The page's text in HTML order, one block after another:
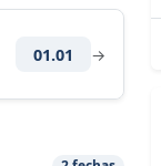
01.01 →